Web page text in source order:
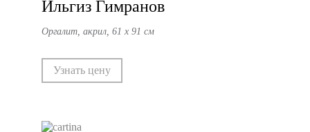
Ильгиз Гимранов
Оргалит, акрил, 61 х 91 см
Узнать цену